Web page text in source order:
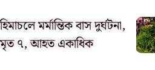
হিমাচলে মর্মান্তিক বাস দুর্ঘটনা,
মৃত ৭, আহত একাধিক